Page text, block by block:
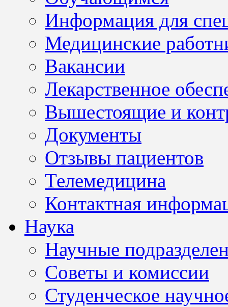
Информация для
Медицинские
Вакансии
Лекарственное
Вышестоящие и
Документы
Отзывы пациентов
Телемедицина
Контактная
Наука
Научные
Советы и комиссии
Студенческое